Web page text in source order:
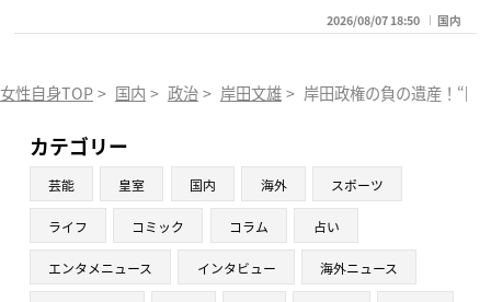
2026/08/07 18:50 国内
女性自身TOP > 国内 > 政治 > 岸田文雄 > 岸田政権の負の遺産！“国
カテゴリー
芸能 皇室 国内 海外 スポーツ
ライフ コミック コラム 占い
エンタメニュース インタビュー 海外ニュース